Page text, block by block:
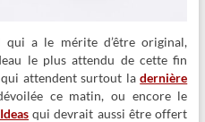
a le mérite d’être original,
le plus attendu de cette fin
qui attendent surtout ladernière
ce matin, ou encore le
qui devrait aussi être offert